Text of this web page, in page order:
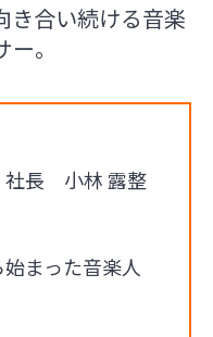
き合い続ける音楽
。
長 小林 露整
まった音楽人